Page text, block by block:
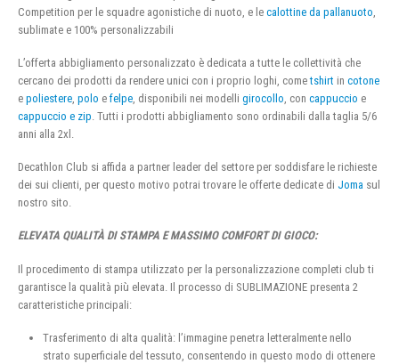
Competition per le squadre agonistiche di nuoto, e le calottine da pallanuoto
sublimate e 100% personalizzabili
L’offerta abbigliamento personalizzato è dedicata a tutte le collettività che
cercano dei prodotti da rendere unici con i proprio loghi, cometshirt in cotone
e poliestere polo e felpe , disponibili nei modelli girocollo , con cappuccio e
cappuccio e zip . Tutti i prodotti abbigliamento sono ordinabili dalla taglia 5/6
anni alla 2xl.
Decathlon Club si affida a partner leader del settore per soddisfare le richieste
dei sui clienti, per questo motivo potrai trovare le offerte dedicate di Joma sul
nostro sito.
ELEVATA QUALITÀ DI STAMPA E MASSIMO COMFORT DI GIOCO:
Il procedimento di stampa utilizzato per la personalizzazione completi club ti
garantisce la qualità più elevata. Il processo di SUBLIMAZIONE presenta 2
caratteristiche principali:
Trasferimento di alta qualità: l’immagine penetra letteralmente nello
strato superficiale del tessuto, consentendo in questo modo di ottenere